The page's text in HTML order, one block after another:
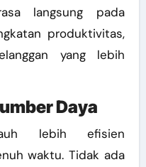
langsung pada
produktivitas,
yang lebih
Daya
lebih efisien
waktu. Tidak ada